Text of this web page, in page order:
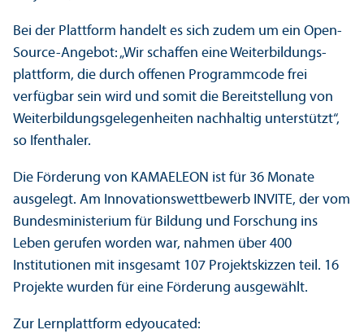
Bei der Plattform handelt es sich zudem um ein Open-
Source-Angebot: „Wir schaffen eine Weiterbildungs­
plattform, die durch offenen Programmcode frei
verfügbar sein wird und somit die Bereitstellung von
Weiterbildungs­gelegenheiten nachhaltig unter­stützt“,
so Ifenthaler.
Die Förderung von KAMAELEON ist für 36 Monate
ausgelegt. Am Innovations­wettbewerb INVITE, der vom
Bundes­ministerium für Bildung und Forschung ins
Leben gerufen worden war, nahmen über 400
Institutionen mit insgesamt 107 Projektskizzen teil. 16
Projekte wurden für eine Förderung ausgewählt.
Zur Lernplattform edyoucated: